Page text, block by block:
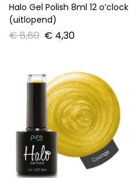
Halo Gel Polish 8ml 12 o’clock
(uitlopend)
€8,60 € 4,30